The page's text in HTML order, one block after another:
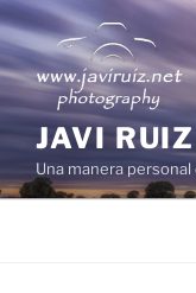
Saltar
al
contenido
JAVI
Una manera